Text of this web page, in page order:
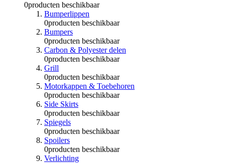
0producten beschikbaar
Bumperlippen
0producten beschikbaar
Bumpers
0producten beschikbaar
Carbon & Polyester delen
0producten beschikbaar
Grill
0producten beschikbaar
Motorkappen & Toebehoren
0producten beschikbaar
Side Skirts
0producten beschikbaar
Spiegels
0producten beschikbaar
Spoilers
0producten beschikbaar
Verlichting